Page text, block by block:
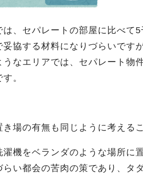
は、セパレートの部屋に比べて
妥協する材料になりづらいです
うなエリアでは、セパレート物
。
場の有無も同じように考える
濯機をベランダのような場所に
らい都会の苦肉の策であり、タ